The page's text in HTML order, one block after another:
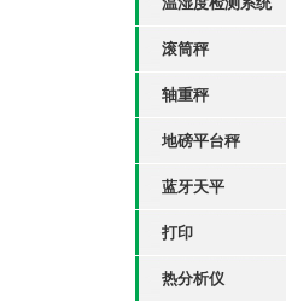
滚筒秤
轴重秤
地磅平台秤
蓝牙天平
打印
热分析仪